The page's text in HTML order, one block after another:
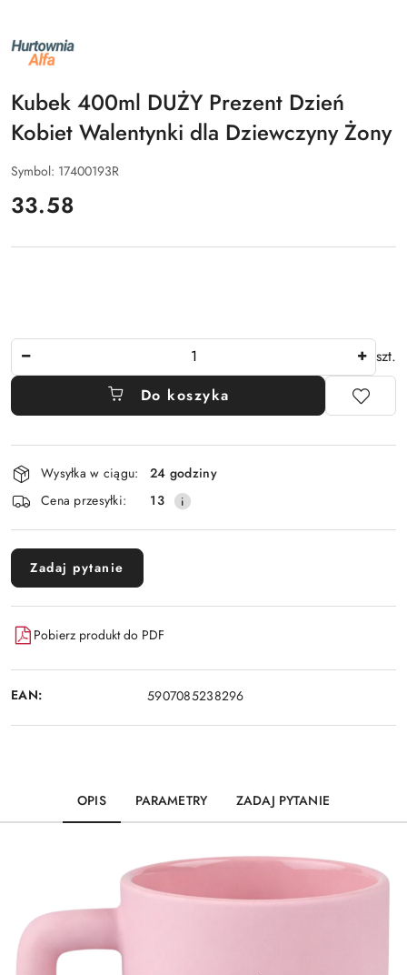
NAZWA
PRODUCENTA:
ALFA
Kubek 400ml DUŻY Prezent Dzień
Kobiet Walentynki dla Dziewczyny Żony
Symbol: 17400193R
cena:
33.58
szt.
Do koszyka
Dostępność
i
dostawa
Wysyłka w ciągu:
24 godziny
Cena przesyłki:
13
Zadaj pytanie
Pobierz produkt do PDF
EAN: 5907085238296
OPIS PARAMETRY ZADAJ PYTANIE